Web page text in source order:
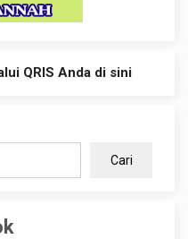
QRIS Anda di sini
Cari